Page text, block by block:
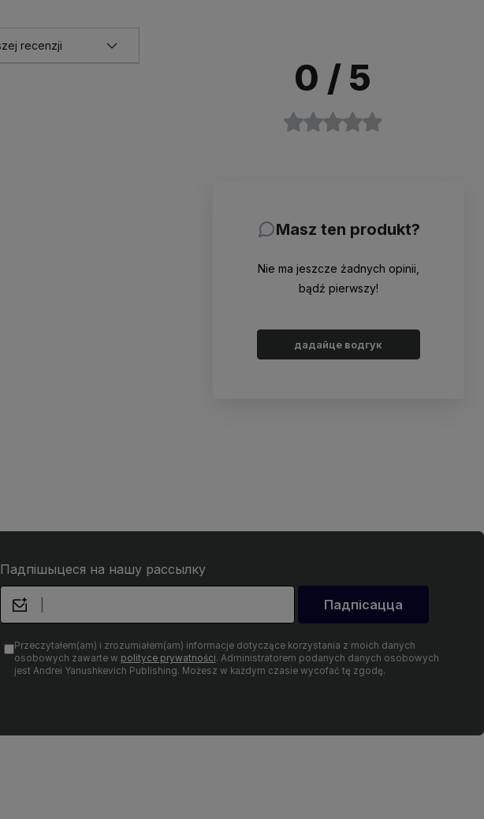
0 / 5
Masz ten produkt?
Nie ma jeszcze żadnych opinii,
bądź pierwszy!
дадайце водгук
Падпішыцеся на нашу рассылку
Падпісацца
Przeczytałem(am) i zrozumiałem(am) informacje dotyczące korzystania z moich danych
osobowych zawarte w polityce prywatności. Administratorem podanych danych osobowych
jest Andrei Yanushkevich Publishing. Możesz w każdym czasie wycofać tę zgodę.